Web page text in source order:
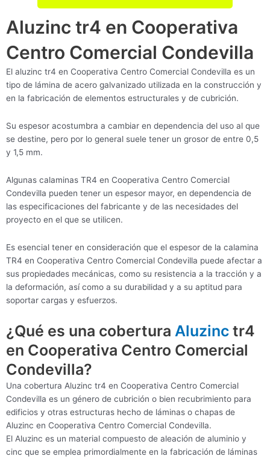
Aluzinc tr4 en Cooperativa
Centro Comercial Condevilla
El aluzinc tr4 en Cooperativa Centro Comercial Condevilla es un
tipo de lámina de acero galvanizado utilizada en la construcción y
en la fabricación de elementos estructurales y de cubrición.
Su espesor acostumbra a cambiar en dependencia del uso al que
se destine, pero por lo general suele tener un grosor de entre 0,5
y 1,5 mm.
Algunas calaminas TR4 en Cooperativa Centro Comercial
Condevilla pueden tener un espesor mayor, en dependencia de
las especificaciones del fabricante y de las necesidades del
proyecto en el que se utilicen.
Es esencial tener en consideración que el espesor de la calamina
TR4 en Cooperativa Centro Comercial Condevilla puede afectar a
sus propiedades mecánicas, como su resistencia a la tracción y a
la deformación, así como a su durabilidad y a su aptitud para
soportar cargas y esfuerzos.
¿Qué es una cobertura Aluzinc tr4
en Cooperativa Centro Comercial
Condevilla?
Una cobertura Aluzinc tr4 en Cooperativa Centro Comercial
Condevilla es un género de cubrición o bien recubrimiento para
edificios y otras estructuras hecho de láminas o chapas de
Aluzinc en Cooperativa Centro Comercial Condevilla.
El Aluzinc es un material compuesto de aleación de aluminio y
cinc que se emplea primordialmente en la fabricación de láminas